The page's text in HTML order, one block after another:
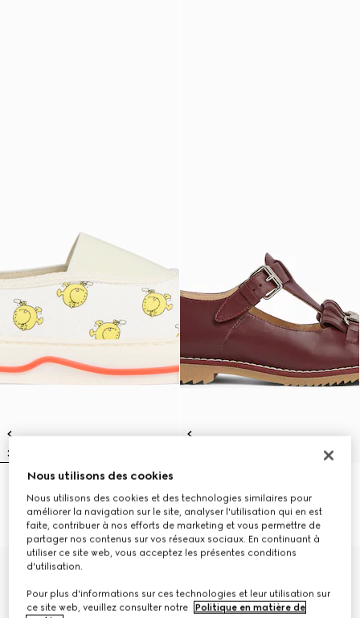
3.150 kr.
détail Mors
4.000 kr.
Nous utilisons des cookies
Nous utilisons des cookies et des technologies similaires pour
améliorer la navigation sur le site, analyser l'utilisation qui en est
faite, contribuer à nos efforts de marketing et vous permettre de
partager nos contenus sur vos réseaux sociaux. En continuant à
utiliser ce site web, vous acceptez les présentes conditions
d'utilisation.
Pour plus d'informations sur ces technologies et leur utilisation sur
ce site web, veuillez consulter notre
Politique en matière de